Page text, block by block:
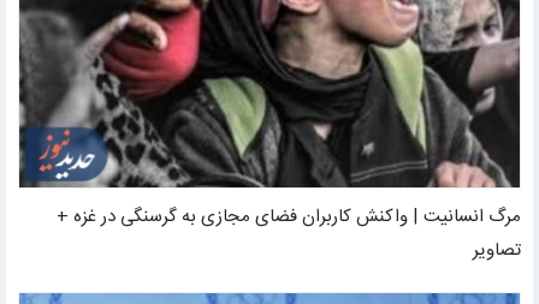
مرگ انسانیت | واکنش کاربران فضای مجازی به گرسنگی در غزه +
تصاویر